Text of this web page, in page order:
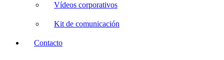
Vídeos corporativos
Kit de comunicación
Contacto